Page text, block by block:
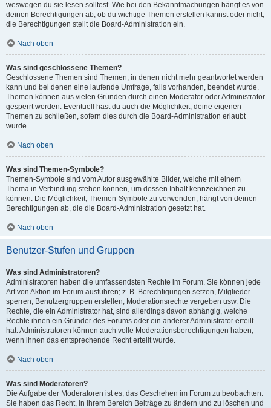
weswegen du sie lesen solltest. Wie bei den Bekanntmachungen hängt es von
deinen Berechtigungen ab, ob du wichtige Themen erstellen kannst oder nicht;
die Berechtigungen stellt die Board-Administration ein.
Nach oben
Was sind geschlossene Themen?
Geschlossene Themen sind Themen, in denen nicht mehr geantwortet werden
kann und bei denen eine laufende Umfrage, falls vorhanden, beendet wurde.
Themen können aus vielen Gründen durch einen Moderator oder Administrator
gesperrt werden. Eventuell hast du auch die Möglichkeit, deine eigenen
Themen zu schließen, sofern dies durch die Board-Administration erlaubt
wurde.
Nach oben
Was sind Themen-Symbole?
Themen-Symbole sind vom Autor ausgewählte Bilder, welche mit einem
Thema in Verbindung stehen können, um dessen Inhalt kennzeichnen zu
können. Die Möglichkeit, Themen-Symbole zu verwenden, hängt von deinen
Berechtigungen ab, die die Board-Administration gesetzt hat.
Nach oben
Benutzer-Stufen und Gruppen
Was sind Administratoren?
Administratoren haben die umfassendsten Rechte im Forum. Sie können jede
Art von Aktion im Forum ausführen; z. B. Berechtigungen setzen, Mitglieder
sperren, Benutzergruppen erstellen, Moderationsrechte vergeben usw. Die
Rechte, die ein Administrator hat, sind allerdings davon abhängig, welche
Rechte ihnen ein Gründer des Forums oder ein anderer Administrator erteilt
hat. Administratoren können auch volle Moderationsberechtigungen haben,
wenn ihnen das entsprechende Recht erteilt wurde.
Nach oben
Was sind Moderatoren?
Die Aufgabe der Moderatoren ist es, das Geschehen im Forum zu beobachten.
Sie haben das Recht, in ihrem Bereich Beiträge zu ändern und zu löschen und